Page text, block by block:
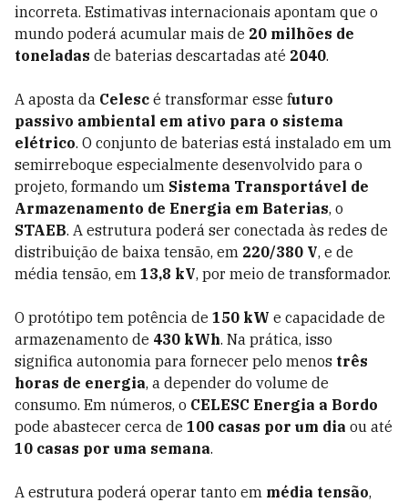
incorreta. Estimativas internacionais apontam que o
mundo poderá acumular mais de 20 milhões de
toneladas de baterias descartadas até 2040.
A aposta da Celesc é transformar esse futuro
passivo ambiental em ativo para o sistema
elétrico. O conjunto de baterias está instalado em um
semirreboque especialmente desenvolvido para o
projeto, formando um Sistema Transportável de
Armazenamento de Energia em Baterias, o
STAEB. A estrutura poderá ser conectada às redes de
distribuição de baixa tensão, em 220/380 V, e de
média tensão, em 13,8 kV, por meio de transformador.
O protótipo tem potência de 150 kW e capacidade de
armazenamento de 430 kWh. Na prática, isso
significa autonomia para fornecer pelo menos três
horas de energia, a depender do volume de
consumo. Em números, o CELESC Energia a Bordo
pode abastecer cerca de 100 casas por um dia ou até
10 casas por uma semana.
A estrutura poderá operar tanto em média tensão,